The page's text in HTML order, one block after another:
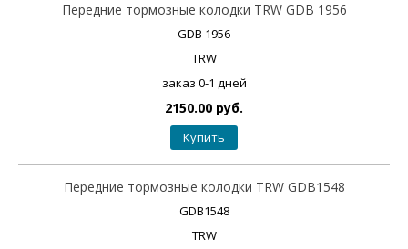
Передние тормозные колодки TRW GDB 1956
GDB 1956
TRW
заказ 0-1 дней
2150.00 руб.
Купить
Передние тормозные колодки TRW GDB1548
GDB1548
TRW